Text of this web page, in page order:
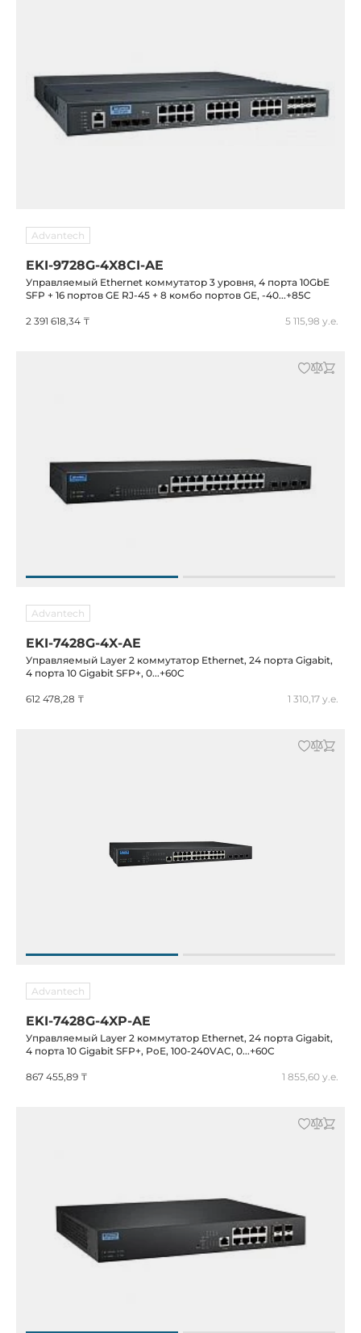
Advantech
EKI-9728G-4X8CI-AE
Управляемый Ethernet коммутатор 3 уровня, 4 порта 10GbE
SFP + 16 портов GE RJ-45 + 8 комбо портов GE, -40...+85C
2 391 618,34 ₸ 5 115,98 у.е.
Advantech
EKI-7428G-4X-AE
Управляемый Layer 2 коммутатор Ethernet, 24 порта Gigabit,
4 порта 10 Gigabit SFP+, 0...+60C
612 478,28 ₸ 1 310,17 у.е.
Advantech
EKI-7428G-4XP-AE
Управляемый Layer 2 коммутатор Ethernet, 24 порта Gigabit,
4 порта 10 Gigabit SFP+, PoE, 100-240VAC, 0...+60C
867 455,89 ₸ 1 855,60 у.е.